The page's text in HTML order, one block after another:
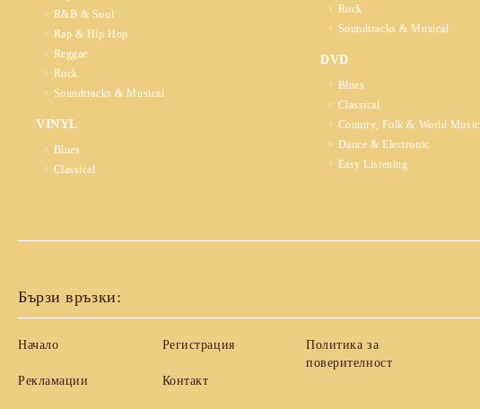
R&B & Soul
Rap & Hip Hop
Reggae
Rock
Soundtracks & Musical
VINYL
Blues
Classical
Rock
Soundtracks & Musical
DVD
Blues
Classical
Country, Folk & World Music
Dance & Electronic
Easy Listening
Бързи връзки:
Начало
Рекламации
Регистрация
Контакт
Политика за
поверителност